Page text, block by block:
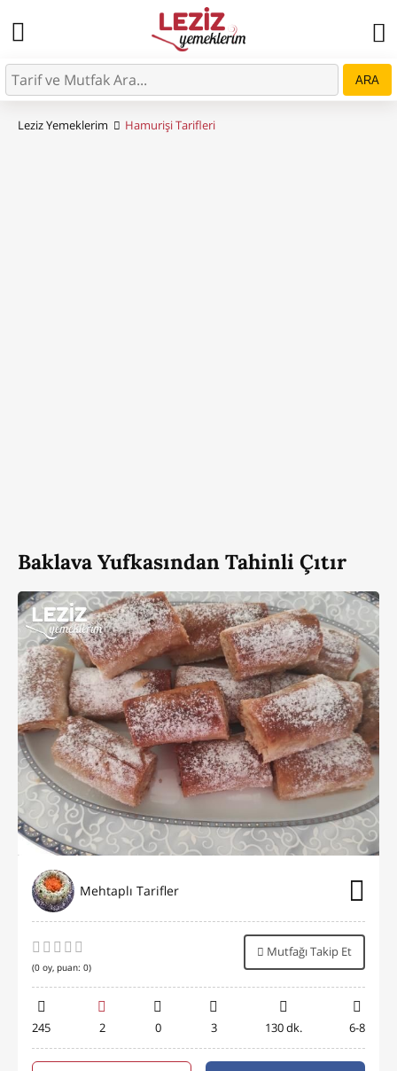
ARA
Leziz Yemeklerim Hamurişi Tarifleri
Baklava Yufkasından Tahinli Çıtır
Mehtaplı Tarifler
(0 oy, puan: 0)
Mutfağı Takip Et
245 2 0 3 130 dk. 6-8